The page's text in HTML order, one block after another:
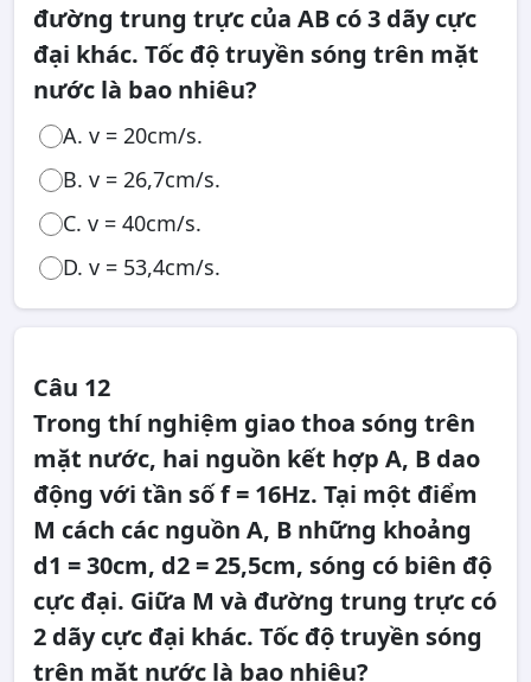
đường trung trực của AB có 3 dãy cực
đại khác. Tốc độ truyền sóng trên mặt
nước là bao nhiêu?
A. v = 20cm/s.
B. v = 26,7cm/s.
C. v = 40cm/s.
D. v = 53,4cm/s.
Câu 12
Trong thí nghiệm giao thoa sóng trên
mặt nước, hai nguồn kết hợp A, B dao
động với tần số f = 16Hz. Tại một điểm
M cách các nguồn A, B những khoảng
d1 = 30cm, d2 = 25,5cm, sóng có biên độ
cực đại. Giữa M và đường trung trực có
2 dãy cực đại khác. Tốc độ truyền sóng
trên mặt nước là bao nhiêu?